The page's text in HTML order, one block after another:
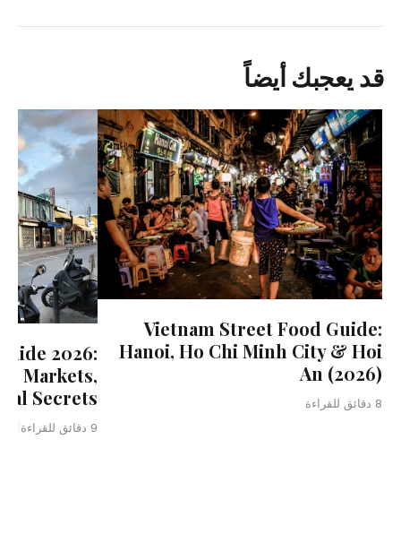
قد يعجبك أيضاً
Vietnam Street Food Guide:
Hanoi, Ho Chi Minh City & Hoi
An (2026)
8 دقائق للقراءة
2026:
Markets,
Secrets
9 دقائق للقراءة